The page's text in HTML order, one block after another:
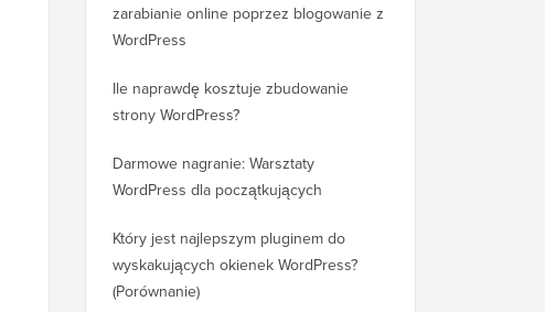
zarabianie online poprzez blogowanie z
WordPress
Ile naprawdę kosztuje zbudowanie
strony WordPress?
Darmowe nagranie: Warsztaty
WordPress dla początkujących
Który jest najlepszym pluginem do
wyskakujących okienek WordPress?
(Porównanie)